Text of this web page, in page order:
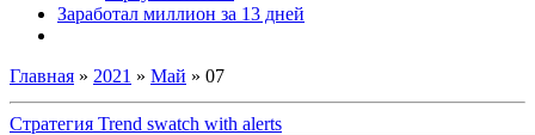
Заработал миллион за 13 дней
Главная » 2021 » Май » 07
Стратегия Trend swatch with alerts